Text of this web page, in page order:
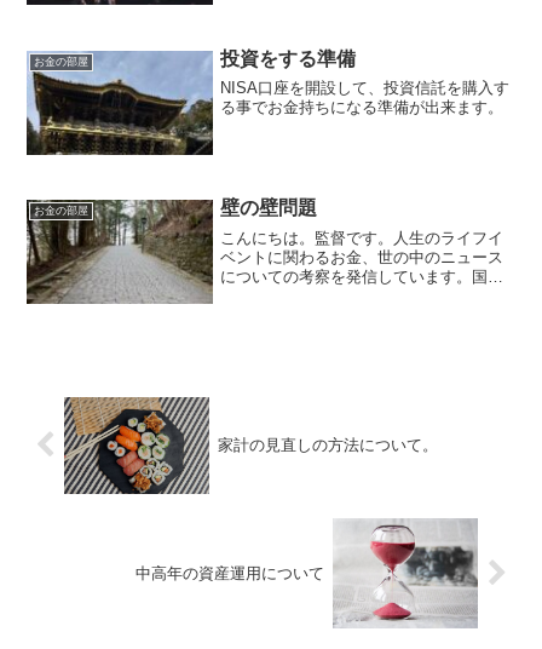
お金の部屋 投資をする準備
NISA口座を開設して、投資信託を購入す
る事でお金持ちになる準備が出来ます。
お金の部屋 壁の壁問題
こんにちは。監督です。人生のライフイ
ベントに関わるお金、世の中のニュース
についての考察を発信しています。国家
家計の見直しの方法について。
中高年の資産運用について